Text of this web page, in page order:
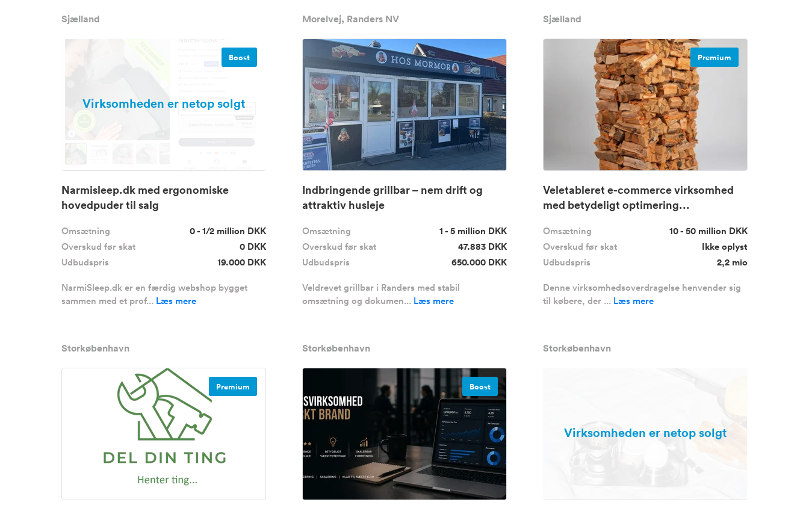
Sjælland
Virksomheden er netop solgt
Boost
Narmisleep.dk med ergonomiske
hovedpuder til salg
Omsætning
0 - 1/2 million DKK
Overskud før skat
0 DKK
Udbudspris
19.000 DKK
NarmiSleep.dk er en færdig webshop bygget
sammen med et prof... Læs mere
Morelvej, Randers NV
Indbringende grillbar – nem drift og
attraktiv husleje
Omsætning
1 - 5 million DKK
Overskud før skat
47.883 DKK
Udbudspris
650.000 DKK
Veldrevet grillbar i Randers med stabil
omsætning og dokumen... Læs mere
Sjælland
Premium
Veletableret e-commerce virksomhed
med betydeligt optimering...
Omsætning
10 - 50 million DKK
Overskud før skat
Ikke oplyst
Udbudspris
2,2 mio
Denne virksomhedsoverdragelse henvender sig
til købere, der ... Læs mere
Storkøbenhavn
Premium
Storkøbenhavn
Boost
Storkøbenhavn
Virksomheden er netop solgt